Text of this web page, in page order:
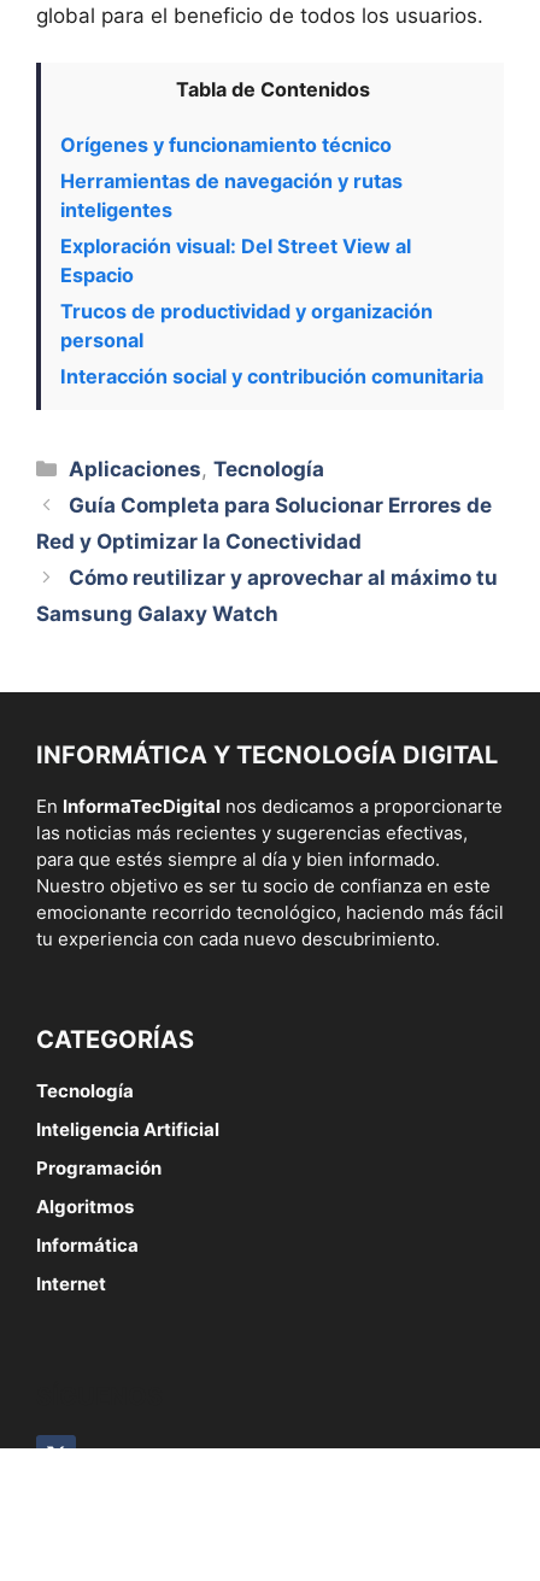
global para el beneficio de todos los usuarios.
Tabla de Contenidos
Orígenes y funcionamiento técnico
Herramientas de navegación y rutas
inteligentes
Exploración visual: Del Street View al
Espacio
Trucos de productividad y organización
personal
Interacción social y contribución comunitaria
Categorías
Aplicaciones,Tecnología
Guía Completa para Solucionar Errores de
Red y Optimizar la Conectividad
Cómo reutilizar y aprovechar al máximo tu
Samsung Galaxy Watch
INFORMÁTICA Y TECNOLOGÍA DIGITAL
En InformaTecDigital nos dedicamos a proporcionarte
las noticias más recientes y sugerencias efectivas,
para que estés siempre al día y bien informado.
Nuestro objetivo es ser tu socio de confianza en este
emocionante recorrido tecnológico, haciendo más fácil
tu experiencia con cada nuevo descubrimiento.
CATEGORÍAS
Tecnología
Inteligencia Artificial
Programación
Algoritmos
Informática
Internet